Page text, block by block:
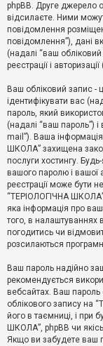
А
т
и
в
е
м
и
П
о
ш
у
Д
о
м
о
г
phpBB. Друге джерело
відсилаєте. Ними
повідомлення
повідомлення”), дані
(надалі “ваш
реєстрації і
Ваш обліковий запис -
ідентифікувати вас
пароль, який
(надалі “ваш пароль”)
mail”). Ваша
ШКОЛА” захищена
послуги хостингу.
вашого паролю і вашої
реєстрації може бути
“ТЕРІОЛОГІЧНА
яка інформація про
того, в налаштуваннях
погодитись чи
розсилаються
Ваш пароль надійно
рекомендується
вебсайтах. Ваш
облікового запису на
його в таємниці, і при
ШКОЛА”, phpBB чи
Якщо ви забудете ваш